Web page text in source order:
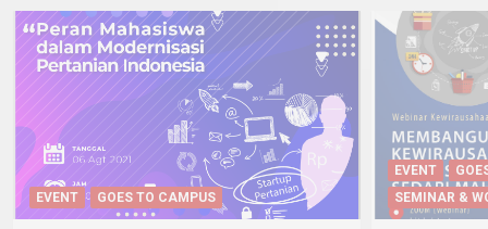
GOES TO CAMPUS
INFO
SEMINAR & WORKSHOP
EVENT